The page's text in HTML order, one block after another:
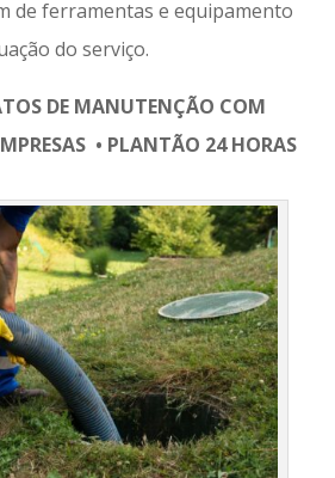
de ferramentas e equipamento
do serviço.
DE MANUTENÇÃO COM
• PLANTÃO 24 HORAS